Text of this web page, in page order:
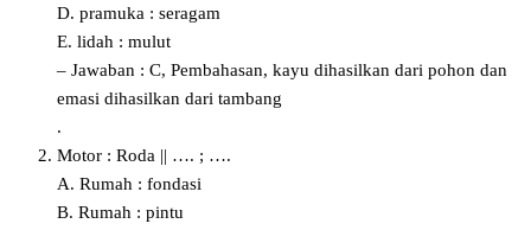
D. pramuka : seragam
E. lidah : mulut
– Jawaban : C, Pembahasan, kayu dihasilkan dari pohon dan
emasi dihasilkan dari tambang
.
Motor : Roda || …. ; ….
A. Rumah : fondasi
B. Rumah : pintu